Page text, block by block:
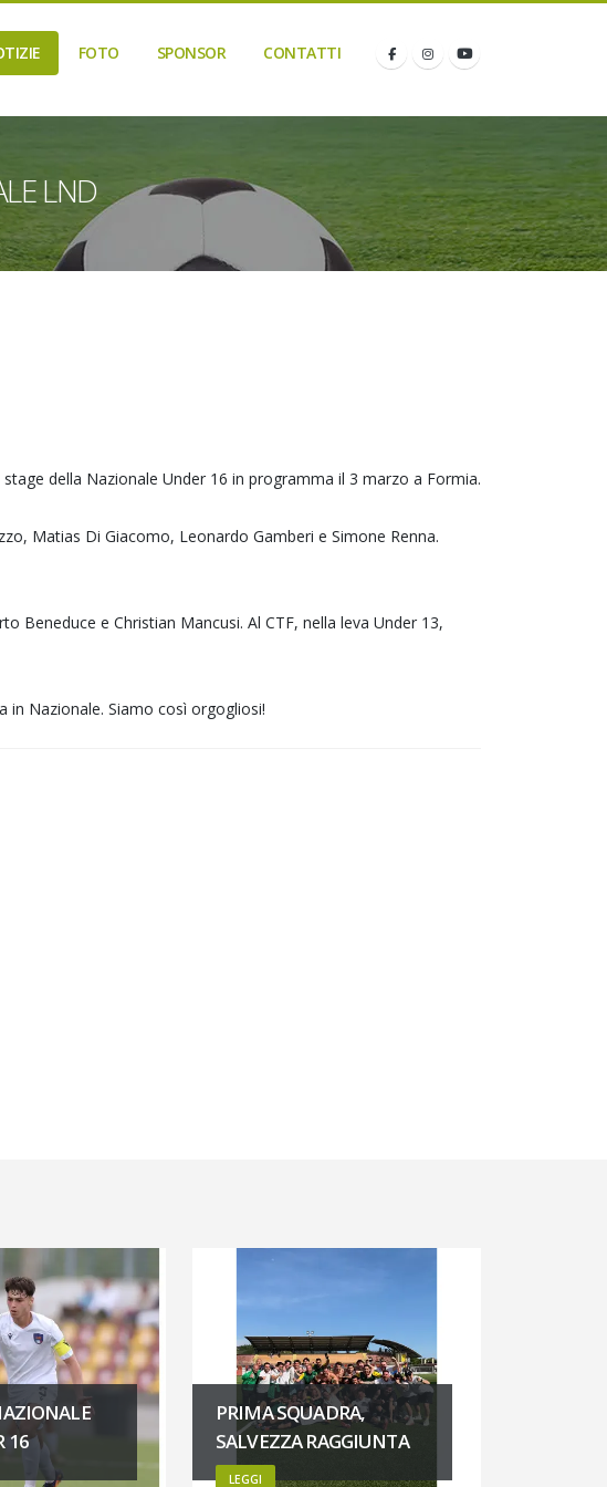
FOTO SPONSOR CONTATTI
LND
della Nazionale Under 16 in programma il 3 marzo a Formia.
Matias Di Giacomo, Leonardo Gamberi e Simone Renna.
Beneduce e Christian Mancusi. Al CTF, nella leva Under 13,
in Nazionale. Siamo così orgogliosi!
16
PRIMA SQUADRA,
SALVEZZA RAGGIUNTA
LEGGI